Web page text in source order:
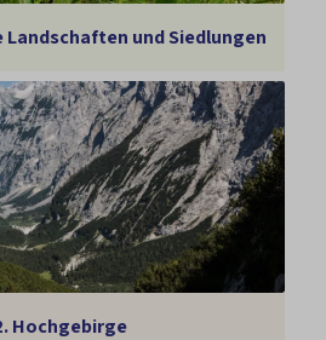
und Siedlungen
Hochgebirge